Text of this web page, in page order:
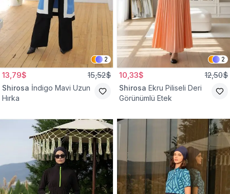
2
13,79$ 15,52$
Shirosa İndigo Mavi Uzun
Hırka
2
10,33$ 12,50$
Shirosa Ekru Piliseli Deri
Görünümlü Etek